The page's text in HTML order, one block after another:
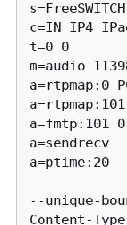
s=FreeSWITCH
c=IN IP4
t=0 0
m=audio
a=rtpmap:0
a=fmtp:101
a=sendrecv
a=ptime:20
--unique-
Content-